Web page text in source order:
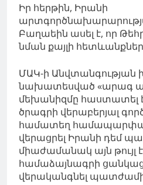
Իր հերթին, Իրանի
Բաղաեին ասել է, որ
նման քայլի
ՄԱԿ-ի Անվտանգության
նախատեսված «արագ
մեխանիզմը հաստատել
ծրագրի վերաբերյալ
համատեղ
վերացրել Իրանի դեմ
միաժամանակ այն թույլ
համաձայնագրի
վերականգնել